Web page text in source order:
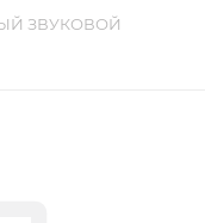
ЗВУКОВОЙ